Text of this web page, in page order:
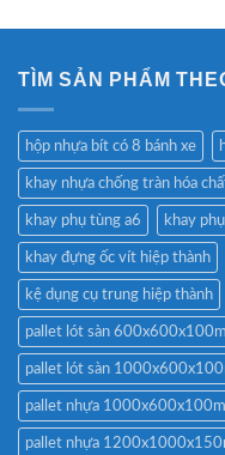
TÌM SẢN PHẨM
hộp nhựa bít có 8 bánh xe
khay nhựa chống tràn hóa
khay phụ tùng a6 khay
khay đựng ốc vít hiệp thành
kệ dụng cụ trung hiệp thành
pallet lót sàn
pallet lót sàn
pallet nhựa
pallet nhựa